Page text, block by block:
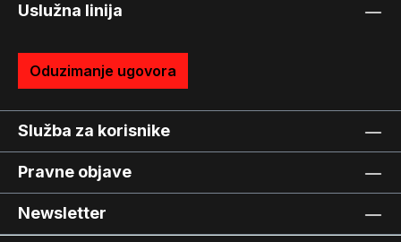
Uslužna linija
Oduzimanje ugovora
Služba za korisnike
Pravne objave
Newsletter